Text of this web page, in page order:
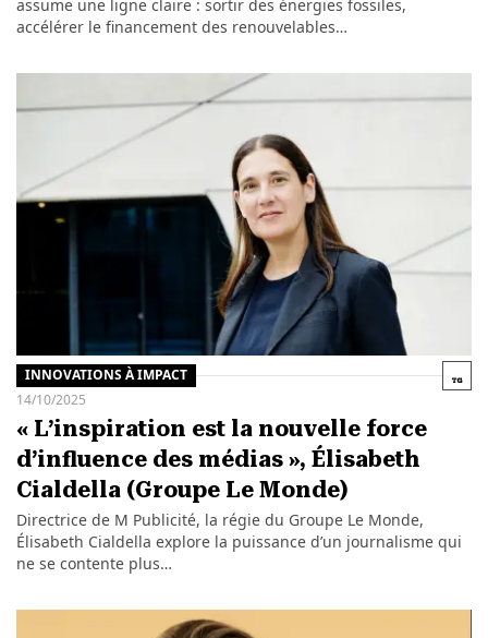
assume une ligne claire : sortir des énergies fossiles,
accélérer le financement des renouvelables…
INNOVATIONS À IMPACT
14/10/2025
« L’inspiration est la nouvelle force
d’influence des médias », Élisabeth
Cialdella (Groupe Le Monde)
Directrice de M Publicité, la régie du Groupe Le Monde,
Élisabeth Cialdella explore la puissance d’un journalisme qui
ne se contente plus…